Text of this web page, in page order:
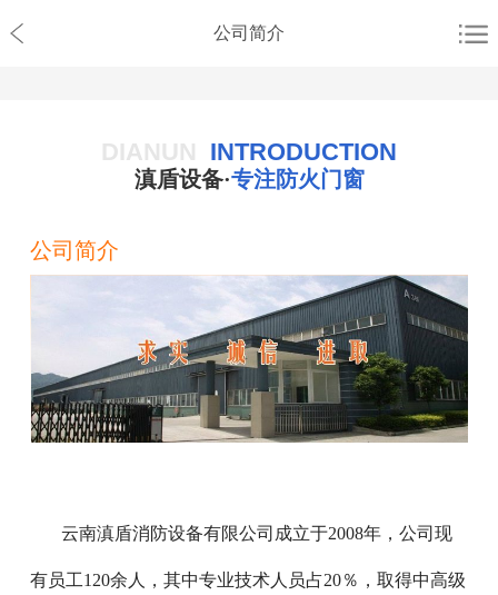
公司简介
DIANUN INTRODUCTION
滇盾设备·专注防火门窗
公司简介
云南滇盾消防设备有限公司成立于2008年，公司现
有员工120余人，其中专业技术人员占20％，取得中高级